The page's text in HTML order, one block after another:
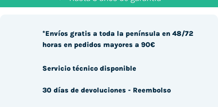
*Envíos gratis a toda la península en 48/72
horas en pedidos mayores a 90€
Servicio técnico disponible
30 días de devoluciones - Reembolso